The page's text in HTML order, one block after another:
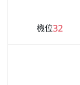
機位32